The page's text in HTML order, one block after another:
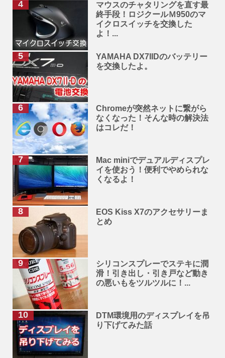
マウスのチャタリングを直す最
終手段！ロジクールＭ950のマ
イクロスイッチを交換した
よ！...
YAMAHA DX7IIDのバッテリー
を交換したよ。
Chromeが突然ネットに繋がら
なくなった！そんな時の解決法
はコレだ！
Mac miniでデュアルディスプレ
イを使おう！便利でやめられな
くなるよ！
EOS Kiss X7のアクセサリーま
とめ
シリコンスプレーでステキに潤
滑！引き出し・引き戸など動き
の悪いもをツルツルに！...
DTM環境用のディスプレイを吊
り下げてみた話